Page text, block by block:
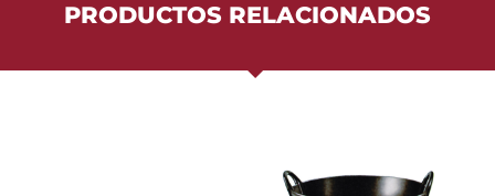
PRODUCTOS RELACIONADOS